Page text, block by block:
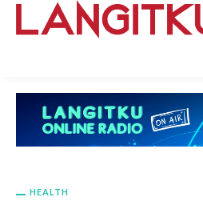
HEALTH